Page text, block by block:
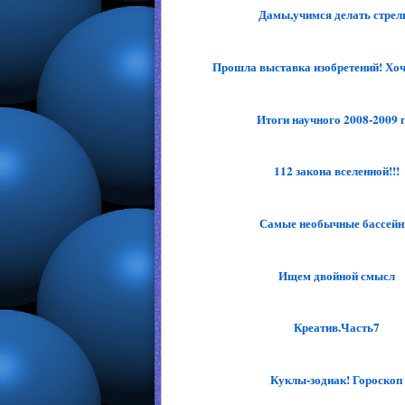
Дамы,учимся делать
Прошла выставка изобретений!
Итоги научного 2008-2009
112 закона вселенной!!!
Самые необычные
Ищем двойной смысл
Креатив.Часть7
Куклы-зодиак! Гороскоп